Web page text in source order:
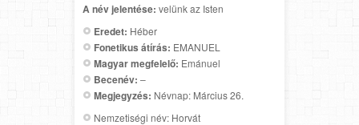
A név jelentése: velünk az Isten
Eredet: Héber
Fonetikus átírás: EMANUEL
Magyar megfelelő: Emánuel
Becenév: –
Megjegyzés: Névnap: Március 26.
Nemzetiségi név: Horvát